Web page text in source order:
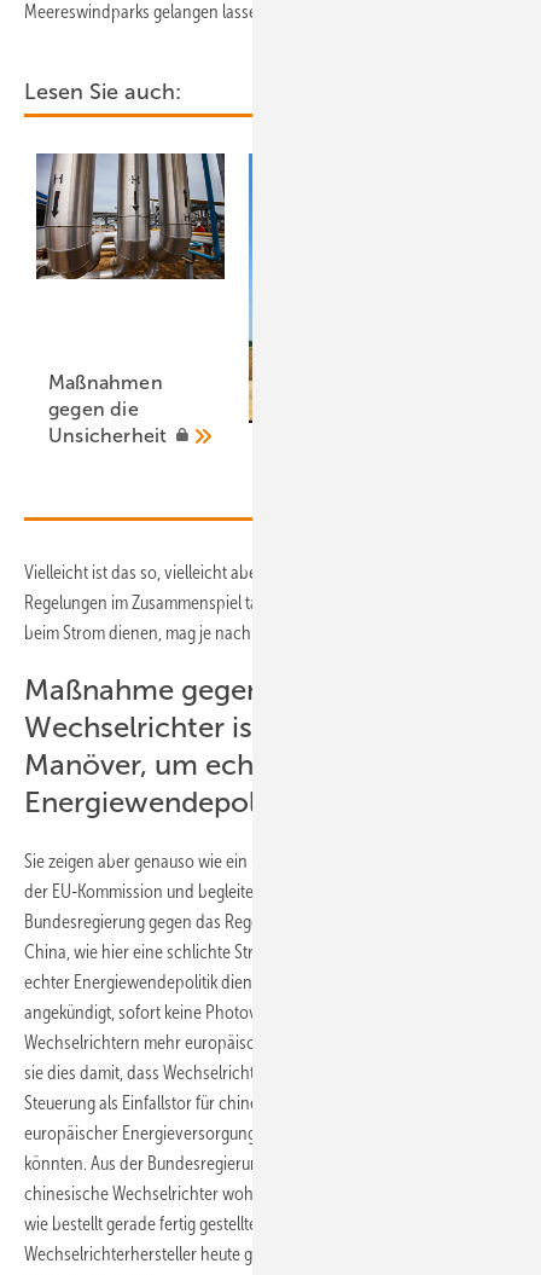
Meereswindparks gelangen lassen.
Lesen Sie auch:
Maßnahmen
gegen die
Unsicherheit
Vielleicht ist das so, vielleicht aber auch nicht. Ob die beiden
Regelungen im Zusammenspiel tatsächlich der Versorgungssicherheit
beim Strom dienen, mag je nach Ausführung dahingestellt sein.
Maßnahme gegen China-
Wechselrichter ist vor allem:
Manöver, um echte
Energiewendepolitik zu vermeiden
Sie zeigen aber genauso wie ein unlängst erfolgtes neues Manöver
der EU-Kommission und begleitende Äußerungen aus der
Bundesregierung gegen das Regenerativenergien-Technik-Exportland
China, wie hier eine schlichte Strategie vor allem der Vermeidung
echter Energiewendepolitik dient: Die EU-Kommission hat
angekündigt, sofort keine Photovoltaik mit chinesischen
Wechselrichtern mehr europäisch fördern zu lassen. Begründet hat
sie dies damit, dass Wechselrichter als Bauteile für intelligente
Steuerung als Einfallstor für chinesischen Zugriff auf Daten
europäischer Energieversorgung die Cybersicherheit gefährden
könnten. Aus der Bundesregierung war sofort zu hören, dass auf
chinesische Wechselrichter wohl bald zu verzichten sei. Zumal eine
wie bestellt gerade fertig gestellte Studie nun ergab, dass europäische
Wechselrichterhersteller heute genügend dieser Komponenten selbst